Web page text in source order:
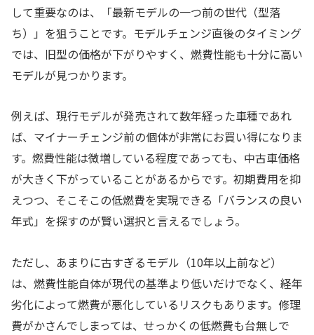
して重要なのは、「最新モデルの一つ前の世代（型落
ち）」を狙うことです。モデルチェンジ直後のタイミング
では、旧型の価格が下がりやすく、燃費性能も十分に高い
モデルが見つかります。
例えば、現行モデルが発売されて数年経った車種であれ
ば、マイナーチェンジ前の個体が非常にお買い得になりま
す。燃費性能は微増している程度であっても、中古車価格
が大きく下がっていることがあるからです。初期費用を抑
えつつ、そこそこの低燃費を実現できる「バランスの良い
年式」を探すのが賢い選択と言えるでしょう。
ただし、あまりに古すぎるモデル（10年以上前など）
は、燃費性能自体が現代の基準より低いだけでなく、経年
劣化によって燃費が悪化しているリスクもあります。修理
費がかさんでしまっては、せっかくの低燃費も台無しで